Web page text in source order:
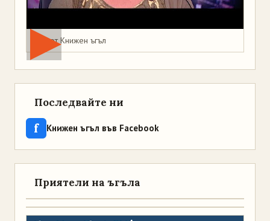
Мая от Книжен ъгъл
Последвайте ни
f Книжен ъгъл във Facebook
Приятели на ъгъла